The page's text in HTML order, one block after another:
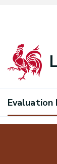
Evaluation